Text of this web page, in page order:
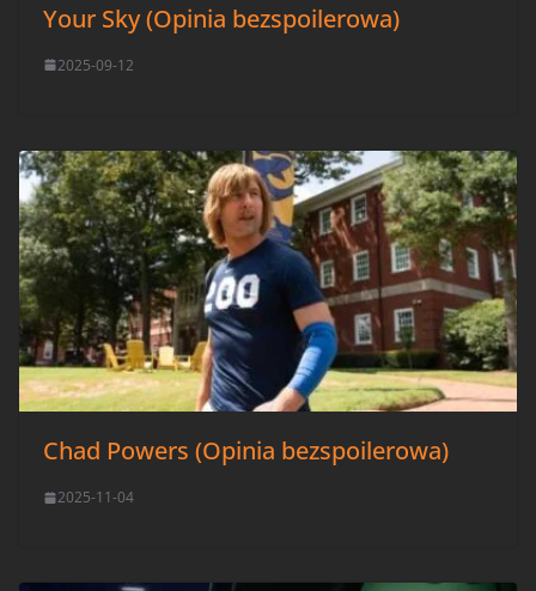
Your Sky (Opinia bezspoilerowa)
2025-09-12
Chad Powers (Opinia bezspoilerowa)
2025-11-04